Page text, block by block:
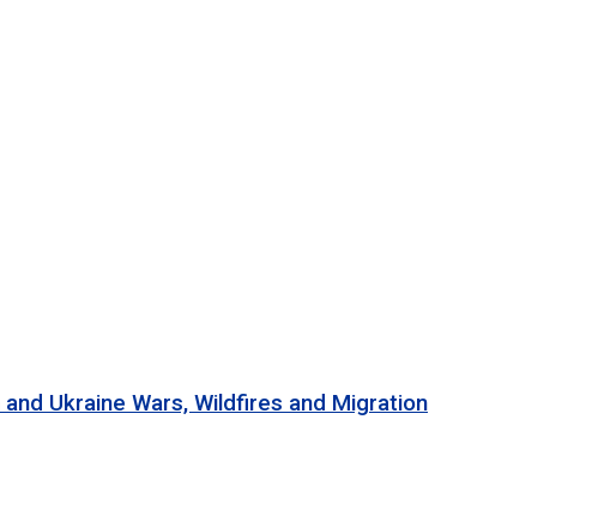
Ukraine Wars, Wildfires and Migration